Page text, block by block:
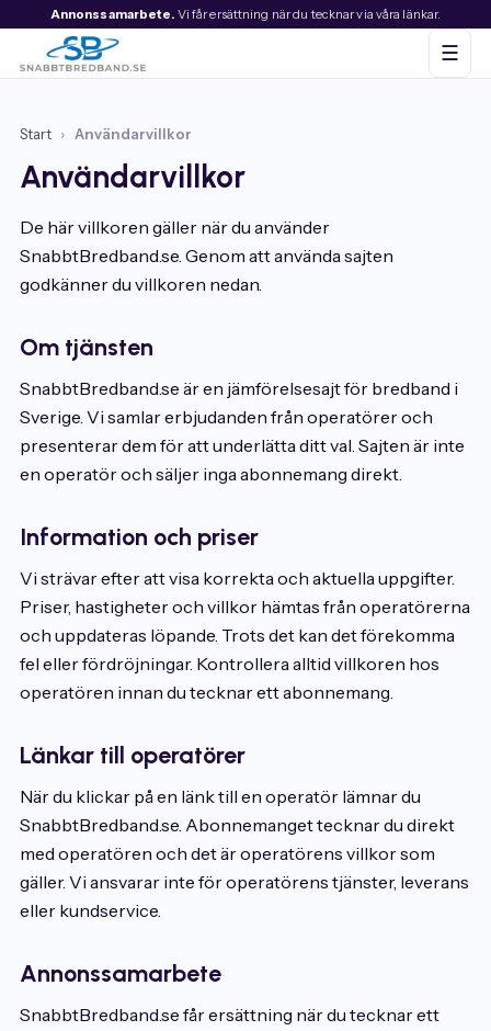
Annonssamarbete. Vi får ersättning när du tecknar via våra länkar.
☰
Start › Användarvillkor
Användarvillkor
De här villkoren gäller när du använder
SnabbtBredband.se. Genom att använda sajten
godkänner du villkoren nedan.
Om tjänsten
SnabbtBredband.se är en jämförelsesajt för bredband i
Sverige. Vi samlar erbjudanden från operatörer och
presenterar dem för att underlätta ditt val. Sajten är inte
en operatör och säljer inga abonnemang direkt.
Information och priser
Vi strävar efter att visa korrekta och aktuella uppgifter.
Priser, hastigheter och villkor hämtas från operatörerna
och uppdateras löpande. Trots det kan det förekomma
fel eller fördröjningar. Kontrollera alltid villkoren hos
operatören innan du tecknar ett abonnemang.
Länkar till operatörer
När du klickar på en länk till en operatör lämnar du
SnabbtBredband.se. Abonnemanget tecknar du direkt
med operatören och det är operatörens villkor som
gäller. Vi ansvarar inte för operatörens tjänster, leverans
eller kundservice.
Annonssamarbete
SnabbtBredband.se får ersättning när du tecknar ett